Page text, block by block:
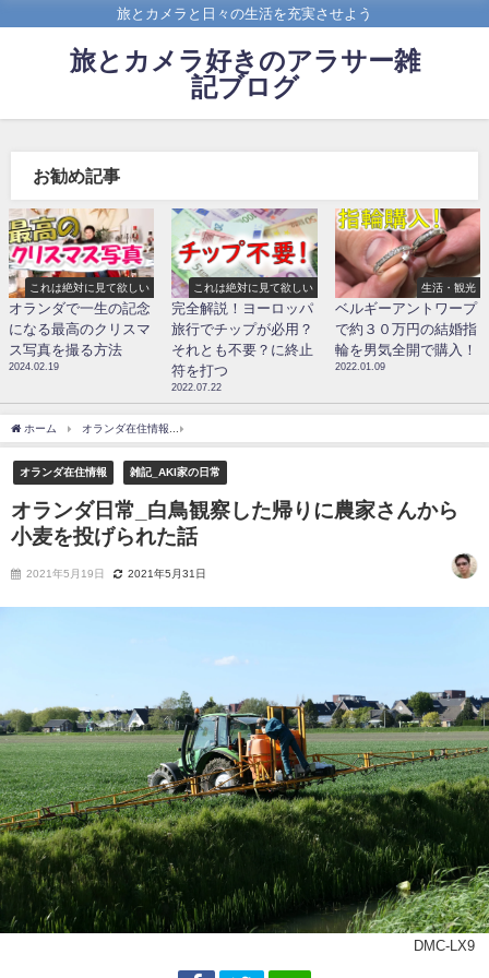
旅とカメラと日々の生活を充実させよう
旅とカメラ好きのアラサー雑
記ブログ
お勧め記事
これは絶対に見て欲しい
オランダで一生の記念
になる最高のクリスマ
ス写真を撮る方法
2024.02.19
これは絶対に見て欲しい
完全解説！ヨーロッパ
旅行でチップが必用？
それとも不要？に終止
符を打つ
2022.07.22
生活・観光
ベルギーアントワープ
で約３０万円の結婚指
輪を男気全開で購入！
2022.01.09
ホーム オランダ在住情報
オランダ在住情報 雑記_AKI家の日常
オランダ日常_白鳥観察した帰りに農家さんから
小麦を投げられた話
2021年5月19日 2021年5月31日
DMC-LX9